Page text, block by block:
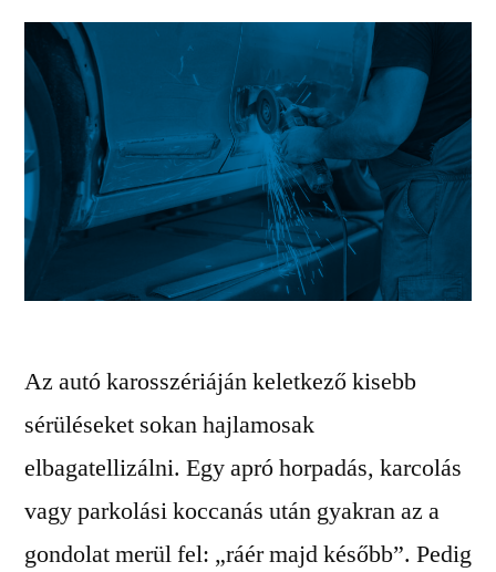
Az autó karosszériáján keletkező kisebb
sérüléseket sokan hajlamosak
elbagatellizálni. Egy apró horpadás, karcolás
vagy parkolási koccanás után gyakran az a
gondolat merül fel: „ráér majd később”. Pedig